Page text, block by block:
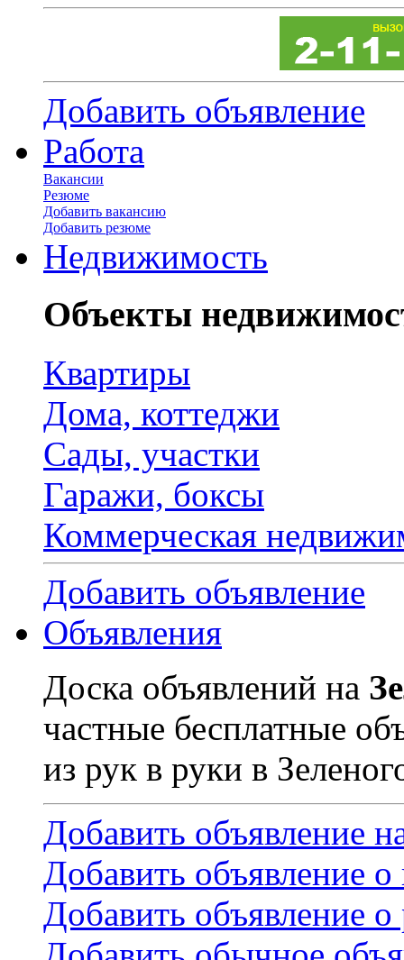
Добавить объявление
Работа
Вакансии
Резюме
Добавить вакансию
Добавить резюме
Недвижимость
Объекты
Квартиры
Дома, коттеджи
Сады, участки
Гаражи, боксы
Коммерческая
Добавить объявление
Объявления
Доска объявлений на
частные бесплатные
из рук в руки в
Добавить объявление
Добавить объявление
Добавить объявление о